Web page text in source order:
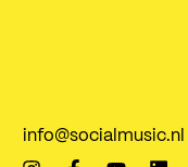
info@socialmusic.nl